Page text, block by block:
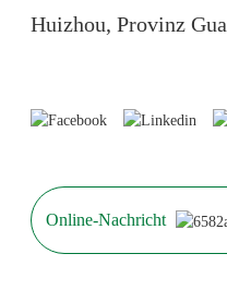
Huizhou, Provinz
Online-Nachricht